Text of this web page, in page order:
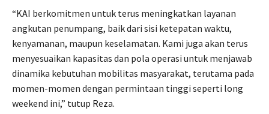
“KAI berkomitmen untuk terus meningkatkan layanan
angkutan penumpang, baik dari sisi ketepatan waktu,
kenyamanan, maupun keselamatan. Kami juga akan terus
menyesuaikan kapasitas dan pola operasi untuk menjawab
dinamika kebutuhan mobilitas masyarakat, terutama pada
momen-momen dengan permintaan tinggi seperti long
weekend ini,” tutup Reza.